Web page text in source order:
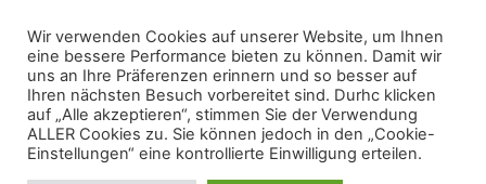
Wir verwenden Cookies auf unserer Website, um Ihnen
eine bessere Performance bieten zu können. Damit wir
uns an Ihre Präferenzen erinnern und so besser auf
Ihren nächsten Besuch vorbereitet sind. Durhc klicken
auf „Alle akzeptieren“, stimmen Sie der Verwendung
ALLER Cookies zu. Sie können jedoch in den „Cookie-
Einstellungen“ eine kontrollierte Einwilligung erteilen.